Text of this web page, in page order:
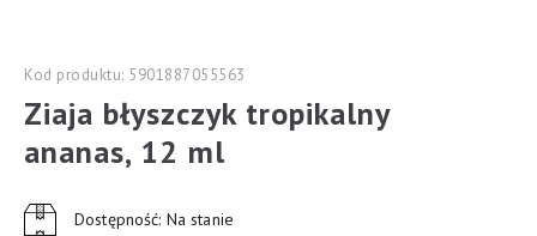
Kod produktu: 5901887055563
Ziaja błyszczyk tropikalny
ananas, 12 ml
Dostępność: Na stanie